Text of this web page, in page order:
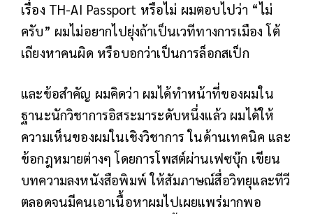
เรื่อง TH-AI Passport หรือไม่ ผมตอบไปว่า “ไม่
ครับ” ผมไม่อยากไปยุ่งถ้าเป็นเวทีทางการเมือง โต้
เถียงหาคนผิด หรือบอกว่าเป็นการล็อกสเป็ก
และข้อสำคัญ ผมคิดว่า ผมได้ทำหน้าที่ของผมใน
ฐานะนักวิชาการอิสระมาระดับหนึ่งแล้ว ผมได้ให้
ความเห็นของผมในเชิงวิชาการ ในด้านเทคนิค และ
ข้อกฎหมายต่างๆ โดยการโพสต์ผ่านเฟซบุ๊ก เขียน
บทความลงหนังสือพิมพ์ ให้สัมภาษณ์สื่อวิทยุและทีวี
ตลอดจนมีคนเอาเนื้อหาผมไปเผยแพร่มากพอ